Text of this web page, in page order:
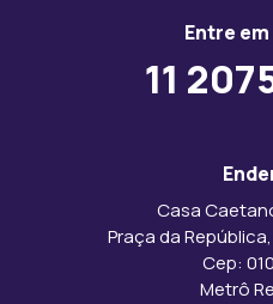
Entre
11
Casa
Praça da
Cep:
Metrô